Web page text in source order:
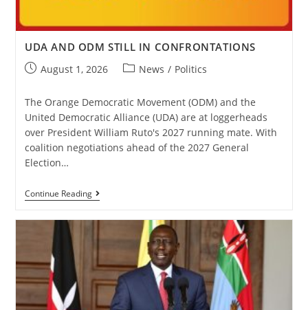
UDA AND ODM STILL IN CONFRONTATIONS
August 1, 2026 News / Politics
The Orange Democratic Movement (ODM) and the
United Democratic Alliance (UDA) are at loggerheads
over President William Ruto's 2027 running mate. With
coalition negotiations ahead of the 2027 General
Election…
Continue Reading